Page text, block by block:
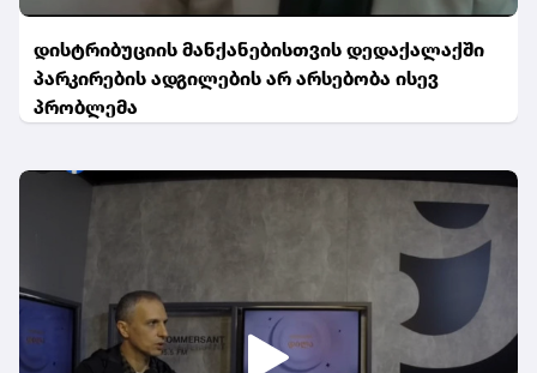
დისტრიბუციის მანქანებისთვის დედაქალაქში
პარკირების ადგილების არ არსებობა ისევ
პრობლემა